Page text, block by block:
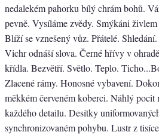
nedalekém pahorku bílý chrám bohů.
pevně. Vysíláme zvědy. Smýkáni
Blíží se vznešený vůz. Přátelé.
Vichr odnáší slova. Černé hřívy v
křídla. Bezvětří. Světlo. Teplo.
Zlacené rámy. Honosné vybavení.
měkkém červeném koberci. Náhlý
každého detailu. Desítky
synchronizovaném pohybu. Lustr z